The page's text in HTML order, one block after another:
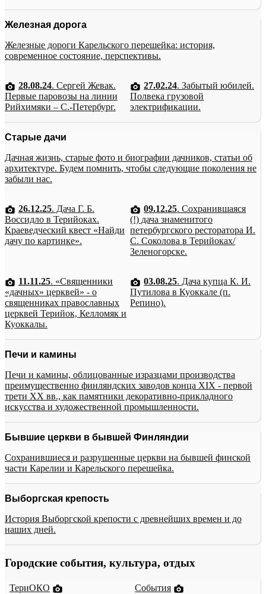
Железная дорога
Железные дороги Карельского перешейка: история,
современное состояние, перспективы.
28.08.24. Сергей Жевак.
Первые паровозы на линии
Рийхимяки – С.-Петербург.
27.02.24. Забытый юбилей.
Полвека грузовой
электрификации.
Старые дачи
Дачная жизнь, старые фото и биографии дачников, статьи об
архитектуре. Будем помнить, чтобы следующие поколения не
забыли нас.
26.12.25. Дача Г. Б.
Воссидло в Терийоках.
Краеведческий квест «Найди
дачу по картинке».
09.12.25. Сохранившаяся
(!) дача знаменитого
петербургского ресторатора И.
С. Соколова в Терийоках/
Зеленогорске.
11.11.25. «Священники
«дачных» церквей» - о
священниках православных
церквей Терийок, Келломяк и
Куоккалы.
03.08.25. Дача купца К. И.
Путилова в Куоккале (п.
Репино).
Печи и камины
Печи и камины, облицованные изразцами производства
преимущественно финляндских заводов конца XIX - первой
трети XX вв., как памятники декоративно-прикладного
искусства и художественной промышленности.
Бывшие церкви в бывшей Финляндии
Сохранившиеся и разрушенные церкви на бывшей финской
части Карелии и Карельского перешейка.
Выборгская крепость
История Выборгской крепости с древнейших времен и до
наших дней.
Городские события, культура, отдых
ТериОКО
События